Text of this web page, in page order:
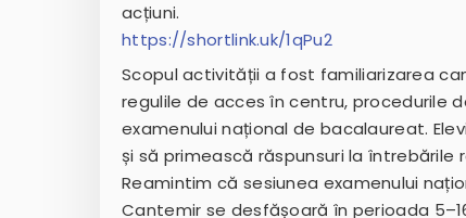
acțiuni.
https://shortlink.uk/1qPu2
Scopul activității a fost familiarizarea
regulile de acces în centru, procedurile
examenului național de bacalaureat.
și să primească răspunsuri la
Reamintim că sesiunea examenului
Cantemir se desfășoară în perioada